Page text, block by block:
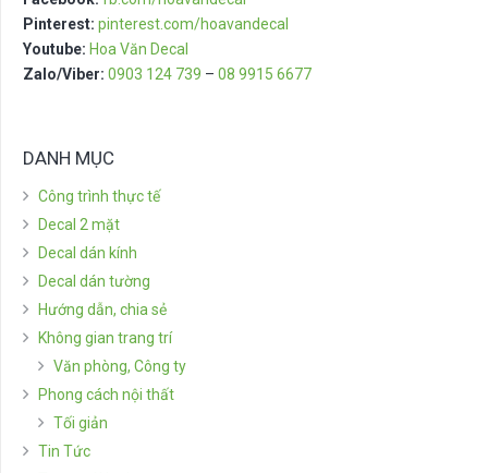
Pinterest: pinterest.com/hoavandecal
Youtube: Hoa Văn Decal
Zalo/Viber: 0903 124 739 – 08 9915 6677
DANH MỤC
Công trình thực tế
Decal 2 mặt
Decal dán kính
Decal dán tường
Hướng dẫn, chia sẻ
Không gian trang trí
Văn phòng, Công ty
Phong cách nội thất
Tối giản
Tin Tức